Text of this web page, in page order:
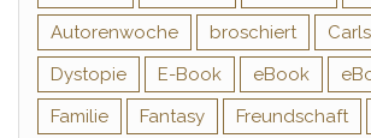
Autorenwoche
broschiert
Dystopie
E-Book eBook
Familie
Fantasy Freundschaft